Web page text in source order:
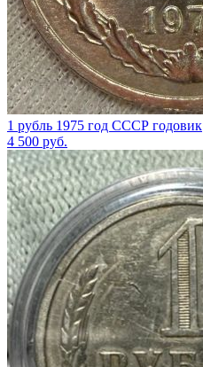
1 рубль 1975 год СССР годовик
4 500 руб.